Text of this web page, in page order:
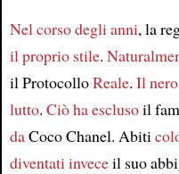
Nel corso degli anni, la
il proprio stile.
il ProtocolloReale. Il nero
lutto. Ciò ha esclusoil
daCoco Chanel. Abiti
diventatiinveceil ​​suo